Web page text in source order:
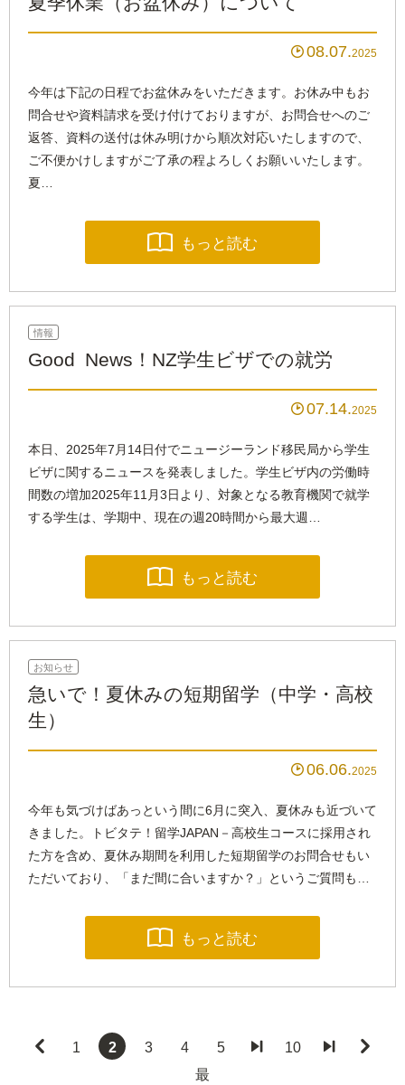
 08.07 2025
今年は下記の日程でお盆休みをいただきます。お休み中もお
問合せや資料請求を受け付けておりますが、お問合せへのご
返答、資料の送付は休み明けから順次対応いたしますので、
ご不便かけしますがご了承の程よろしくお願いいたします。
夏…
 もっと読む
情報
Good News！NZ学生ビザでの就労
 07.14 2025
本日、2025年7月14日付でニュージーランド移民局から学生
ビザに関するニュースを発表しました。学生ビザ内の労働時
間数の増加2025年11月3日より、対象となる教育機関で就学
する学生は、学期中、現在の週20時間から最大週…
 もっと読む
お知らせ
急いで！夏休みの短期留学（中学・高校
生）
 06.06 2025
今年も気づけばあっという間に6月に突入、夏休みも近づいて
きました。トビタテ！留学JAPAN－高校生コースに採用され
た方を含め、夏休み期間を利用した短期留学のお問合せもい
ただいており、「まだ間に合いますか？」というご質問も…
 もっと読む
 1 2 3 4 5  10 

最